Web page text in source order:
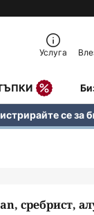
Услуга
се за
сребрист,